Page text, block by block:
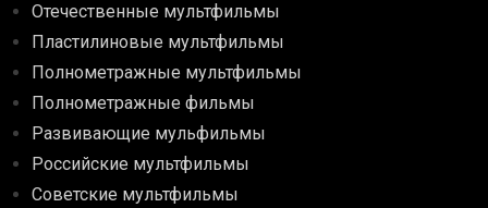
Отечественные мультфильмы
Пластилиновые мультфильмы
Полнометражные мультфильмы
Полнометражные фильмы
Развивающие мульфильмы
Российские мультфильмы
Советские мультфильмы